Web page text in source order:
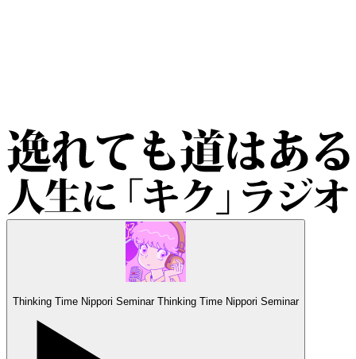
Thinking Time Nippori Seminar Thinking Time Nippori Seminar